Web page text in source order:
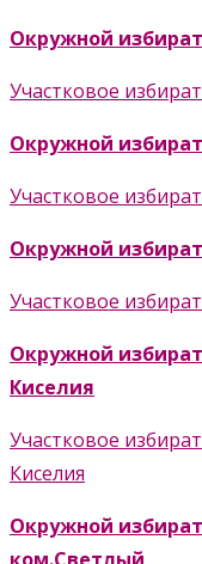
Окружной
Участковое
Окружной
Участковое
Окружной
Участковое
Окружной
Киселия
Участковое
Киселия
Окружной